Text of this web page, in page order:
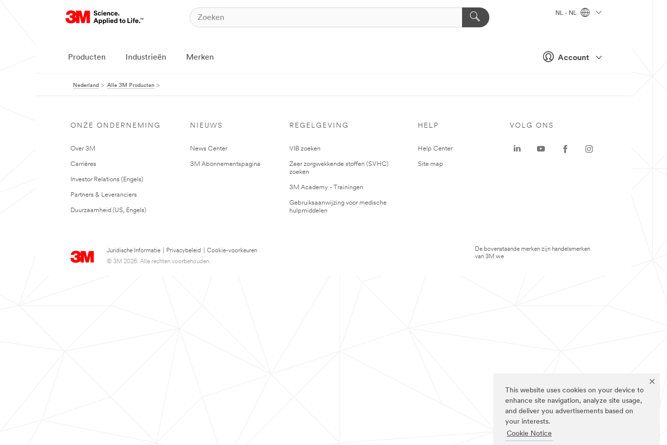
This website uses cookies on your device to
enhance site navigation, analyze site usage,
and deliver you advertisements based on
your interests.
Cookie Notice
Account
NL - NL
Producten Industrieën Merken
Nederland Alle 3M Producten
ONZE ONDERNEMING
Over 3M
Carrières
Investor Relations (Engels)
Partners & Leveranciers
Duurzaamheid (US, Engels)
NIEUWS
News Center
3M Abonnementspagina
REGELGEVING
VIB zoeken
Zeer zorgwekkende stoffen (SVHC)
zoeken
3M Academy - Trainingen
Gebruiksaanwijzing voor medische
hulpmiddelen
HELP
Help Center
Site map
Juridische Informatie Privacybeleid
Cookie-voorkeuren
© 3M 2026. Alle rechten voorbehouden.
VOLG ONS
De bovenstaande merken zijn handelsmerken
van 3M.we